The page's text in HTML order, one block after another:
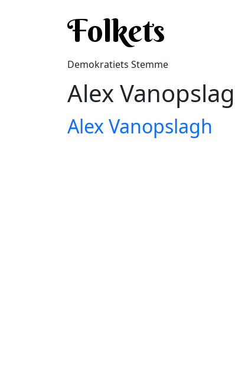
Folkets
Demokratiets Stemme
Alex
Alex Vanopslagh